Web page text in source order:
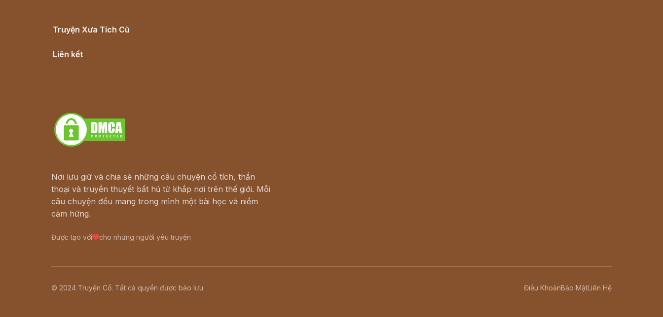
Truyện Xưa Tích Cũ
Liên kết
Nơi lưu giữ và chia sẻ những câu chuyện cổ tích, thần
thoại và truyền thuyết bất hủ từ khắp nơi trên thế giới. Mỗi
câu chuyện đều mang trong mình một bài học và niềm
cảm hứng.
Được tạo với cho những người yêu truyện
© 2024 Truyện Cổ. Tất cả quyền được bảo lưu. Điều KhoảnBảo MậtLiên Hệ